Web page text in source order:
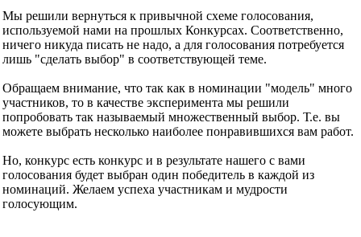
Мы решили вернуться к привычной схеме голосования,
используемой нами на прошлых Конкурсах. Соответственно,
ничего никуда писать не надо, а для голосования потребуется
лишь "сделать выбор" в соответствующей теме.
Обращаем внимание, что так как в номинации "модель" много
участников, то в качестве эксперимента мы решили
попробовать так называемый множественный выбор. Т.е. вы
можете выбрать несколько наиболее понравившихся вам работ.
Но, конкурс есть конкурс и в результате нашего с вами
голосования будет выбран один победитель в каждой из
номинаций. Желаем успеха участникам и мудрости
голосующим.